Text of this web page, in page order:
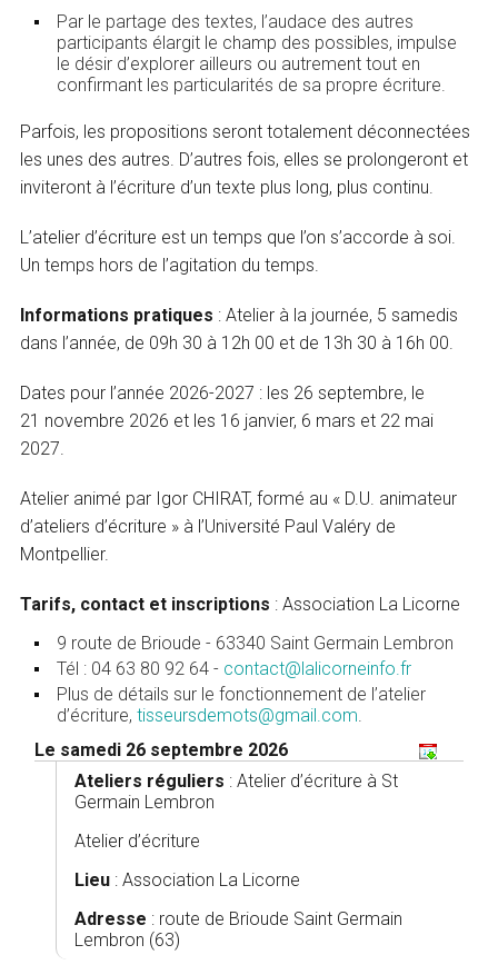
Par le partage des textes, l’audace des autres
participants élargit le champ des possibles, impulse
le désir d’explorer ailleurs ou autrement tout en
confirmant les particularités de sa propre écriture.
Parfois, les propositions seront totalement déconnectées
les unes des autres. D’autres fois, elles se prolongeront et
inviteront à l’écriture d’un texte plus long, plus continu.
L’atelier d’écriture est un temps que l’on s’accorde à soi.
Un temps hors de l’agitation du temps.
Informations pratiques : Atelier à la journée, 5 samedis
dans l’année, de 09h 30 à 12h 00 et de 13h 30 à 16h 00.
Dates pour l’année 2026-2027 : les 26 septembre, le
21 novembre 2026 et les 16 janvier, 6 mars et 22 mai
2027.
Atelier animé par Igor CHIRAT, formé au « D.U. animateur
d’ateliers d’écriture » à l’Université Paul Valéry de
Montpellier.
Tarifs, contact et inscriptions : Association La Licorne
9 route de Brioude - 63340 Saint Germain Lembron
Tél : 04 63 80 92 64 - contact@lalicorneinfo.fr
Plus de détails sur le fonctionnement de l’atelier
d’écriture, tisseursdemots@gmail.com
Le samedi 26 septembre 2026
Ateliers réguliers : Atelier d’écriture à St
Germain Lembron
Atelier d’écriture
Lieu: Association La Licorne
Adresse : route de Brioude Saint Germain
Lembron (63)